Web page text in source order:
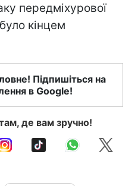
передміхурової
кінцем
Підпишіться на
в Google!
де вам зручно!